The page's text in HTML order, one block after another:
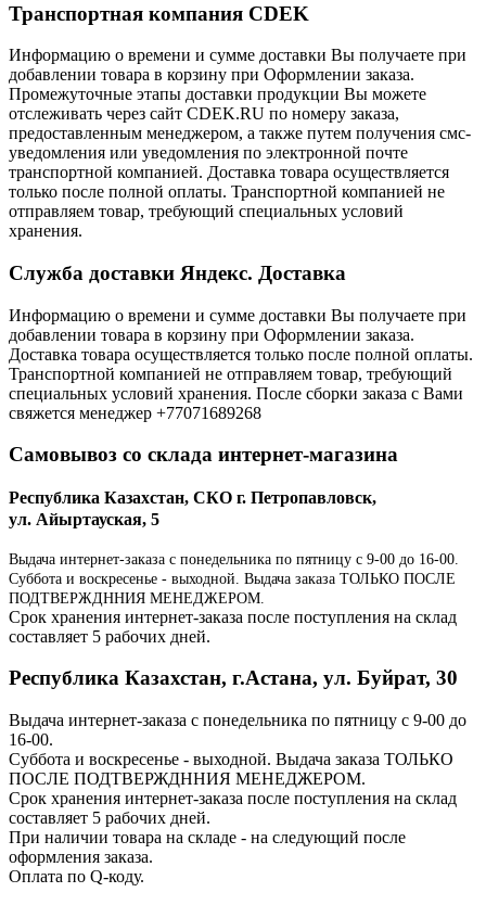
Транспортная компания CDEK
Информацию о времени и сумме доставки Вы получаете при
добавлении товара в корзину при Оформлении заказа.
Промежуточные этапы доставки продукции Вы можете
отслеживать через сайт CDEK.RU по номеру заказа,
предоставленным менеджером, а также путем получения смс-
уведомления или уведомления по электронной почте
транспортной компанией. Доставка товара осуществляется
только после полной оплаты. Транспортной компанией не
отправляем товар, требующий специальных условий
хранения.
Служба доставки Яндекс. Доставка
Информацию о времени и сумме доставки Вы получаете при
добавлении товара в корзину при Оформлении заказа.
Доставка товара осуществляется только после полной оплаты.
Транспортной компанией не отправляем товар, требующий
специальных условий хранения. После сборки заказа с Вами
свяжется менеджер +77071689268
Самовывоз со склада интернет-магазина
Республика Казахстан, СКО г. Петропавловск,
ул. Айыртауская, 5
Выдача интернет-заказа с понедельника по пятницу с 9-00 до 16-00.
Суббота и воскресенье - выходной. Выдача заказа ТОЛЬКО ПОСЛЕ
ПОДТВЕРЖДННИЯ МЕНЕДЖЕРОМ.
Срок хранения интернет-заказа после поступления на склад
составляет 5 рабочих дней.
Республика Казахстан, г.Астана, ул. Буйрат, 30
Выдача интернет-заказа с понедельника по пятницу с 9-00 до
16-00.
Суббота и воскресенье - выходной. Выдача заказа ТОЛЬКО
ПОСЛЕ ПОДТВЕРЖДННИЯ МЕНЕДЖЕРОМ.
Срок хранения интернет-заказа после поступления на склад
составляет 5 рабочих дней.
При наличии товара на складе - на следующий после
оформления заказа.
Оплата по Q-коду.